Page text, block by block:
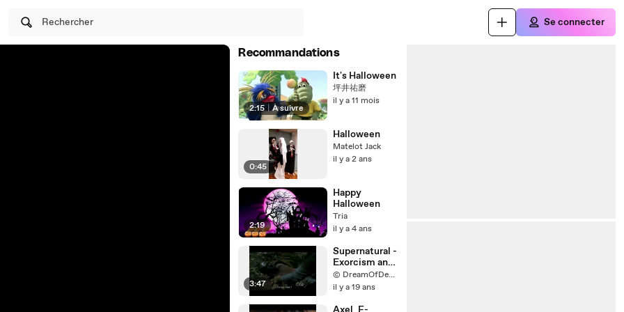
Rechercher Se connecter
Recommandations
2:15 | À suivre
It's Halloween
坪井祐磨
il y a 11 mois
0:45
Halloween
Matelot Jack
il y a 2 ans
2:19
Happy
Halloween
Tria
il y a 4 ans
3:47
Supernatural -
Exorcism and
devil by
dreamofdevil
© DreamOfDevil68 Production
il y a 19 ans